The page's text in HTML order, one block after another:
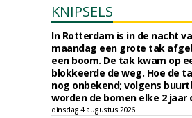
KNIPSELS
In Rotterdam is in de nacht
maandag een grote tak
een boom. De tak kwam op
blokkeerde de weg. Hoe de
nog onbekend; volgens
worden de bomen elke 2 jaar
dinsdag 4 augustus 2026